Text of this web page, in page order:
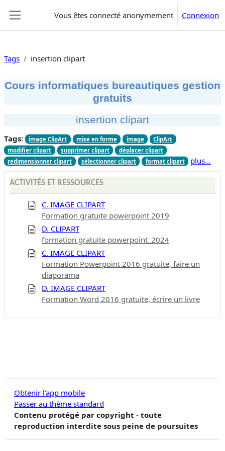
Vous êtes connecté anonymement Connexion
Tags insertion clipart
Cours informatiques bureautiques gestion
gratuits
insertion clipart
Tags: image ClipArt mise en forme image
ClipArt
modifier clipart
supprimer clipart
déplacer clipart
redimensionner clipart
sélectionner clipart format clipart plus…
ACTIVITÉS ET RESSOURCES
C. IMAGE CLIPART
Formation gratuite powerpoint 2019
D. CLIPART
formation gratuite powerpoint_2024
C. IMAGE CLIPART
Formation Powerpoint 2016 gratuite, faire un
diaporama
D. IMAGE CLIPART
Formation Word 2016 gratuite, écrire un livre
Obtenir l’app mobile
Passer au thème standard
Contenu protégé par copyright - toute
reproduction interdite sous peine de poursuites